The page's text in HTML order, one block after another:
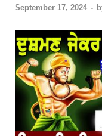
September 17, 2024 -